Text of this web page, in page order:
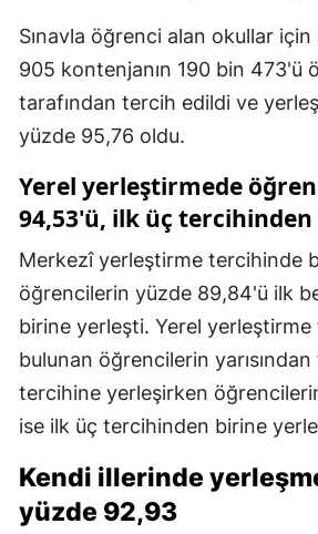
Sınavla öğrenci alan okullar için
905 kontenjanın 190 bin 473'ü
tarafından tercih edildi ve
yüzde 95,76 oldu.
Yerel yerleştirmede
94,53'ü, ilk üç
Merkezî yerleştirme tercihinde
öğrencilerin yüzde 89,84'ü ilk
birine yerleşti. Yerel
bulunan öğrencilerin yarısından
tercihine yerleşirken
ise ilk üç tercihinden birine
Kendi illerinde
yüzde 92,93